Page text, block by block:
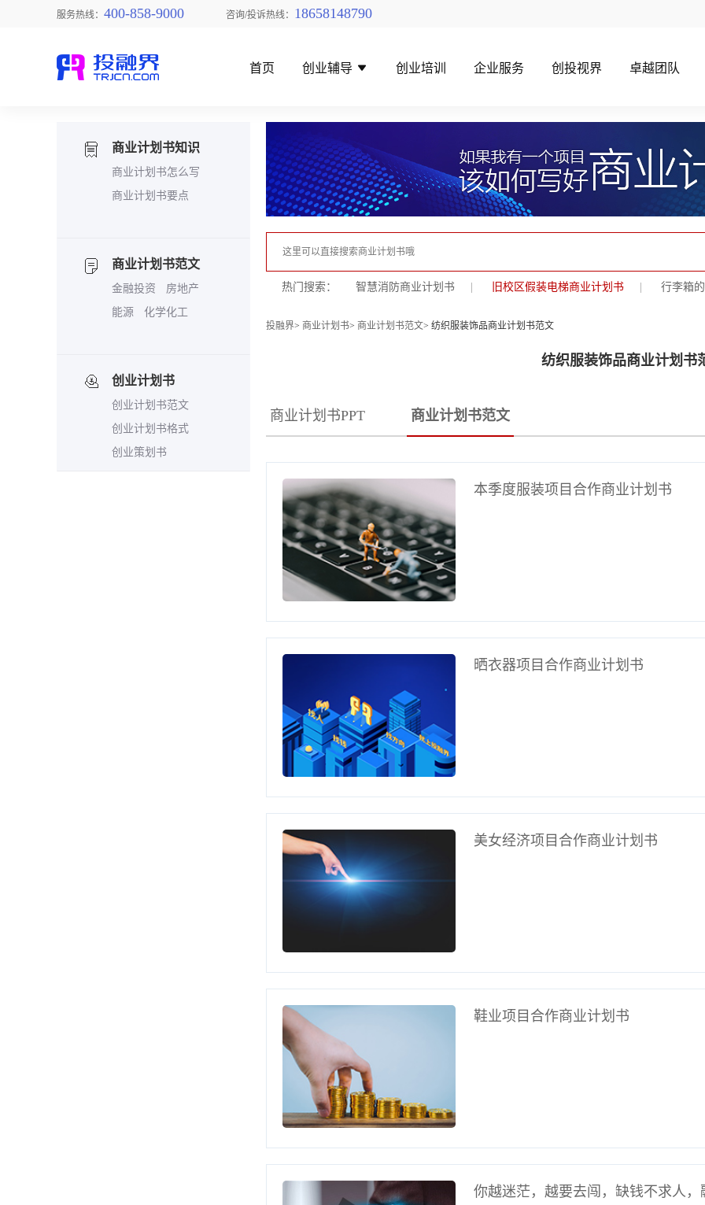
服务热线： 400-858-9000 咨询/投诉热线： 18658148790
首页 创业辅导 创业培训 企业服务 创投视界 卓越团队
找创业项目 找创投机构 创投对接活动
商业计划书知识
商业计划书怎么写
商业计划书要点
商业计划书范文
金融投资
房地产
能源
化学化工
创业计划书
创业计划书范文
创业计划书格式
创业策划书
热门搜索： 智慧消防商业计划书 旧校区假装电梯商业计划书 行李箱
投融界> 商业计划书> 商业计划书范文> 纺织服装饰品商业计划书范文
纺织服装饰品商业计划书
商业计划书PPT 商业计划书范文
本季度服装项目合作商业计划书
晒衣器项目合作商业计划书
美女经济项目合作商业计划书
鞋业项目合作商业计划书
你越迷茫，越要去闯，缺钱不求人，